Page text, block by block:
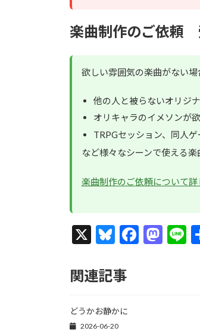
楽曲制作のご依頼
欲しい雰囲気の楽曲がない場
他の人と被らないオリジ
オリキャラのイメソンが
TRPGセッション、同人
など様々なシーンで使える楽
楽曲制作のご依頼について詳
X
Bl
es
F
M
関連記事
どうかお静かに
2026-06-20